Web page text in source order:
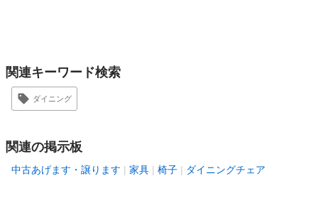
関連キーワード検索
ダイニング
関連の掲示板
中古あげます・譲ります 家具 椅子 ダイニングチェア